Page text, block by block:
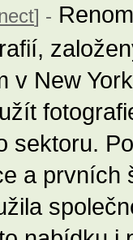
] -
v New
sektoru.
a prvních